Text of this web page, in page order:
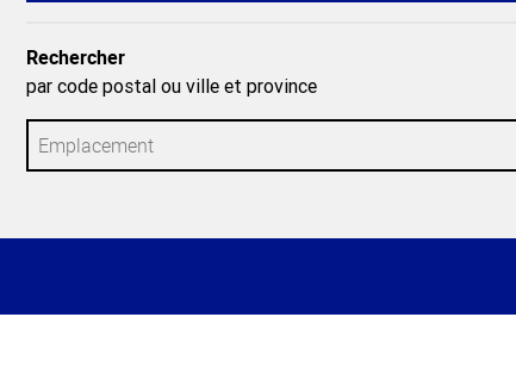
Rechercher
par code postal ou ville et province
de la